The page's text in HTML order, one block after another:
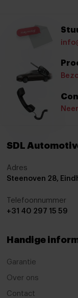
Armsteun voor
Binnenspiegel
Boordcomputer
Climate control
Cruise control
Elektrische
Elektrische
Isofix
SDL
Adres
Steenoven 28,
Telefoonnummer
+31 40 297 15 59
Handige
Garantie
Over ons
Contact